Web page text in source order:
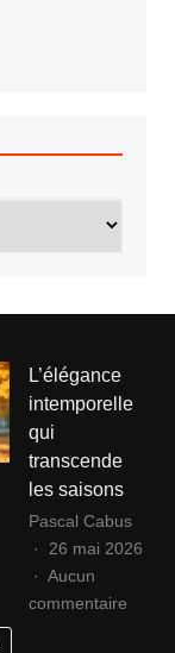
L’élégance
intemporelle
qui
transcende
les saisons
Pascal Cabus
26 mai 2026
Aucun
commentaire